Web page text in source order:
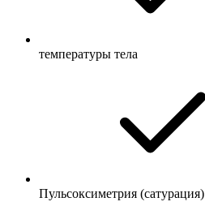
температуры тела
Пульсоксиметрия (сатурация)